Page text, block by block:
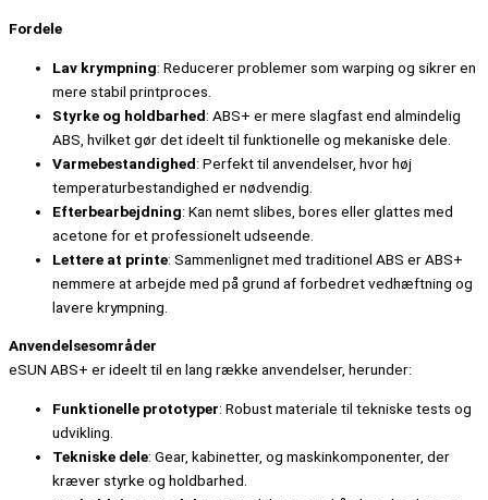
Fordele
Lav krympning: Reducerer problemer som warping og sikrer en
mere stabil printproces.
Styrke og holdbarhed: ABS+ er mere slagfast end almindelig
ABS, hvilket gør det ideelt til funktionelle og mekaniske dele.
Varmebestandighed: Perfekt til anvendelser, hvor høj
temperaturbestandighed er nødvendig.
Efterbearbejdning: Kan nemt slibes, bores eller glattes med
acetone for et professionelt udseende.
Lettere at printe: Sammenlignet med traditionel ABS er ABS+
nemmere at arbejde med på grund af forbedret vedhæftning og
lavere krympning.
Anvendelsesområder
eSUN ABS+ er ideelt til en lang række anvendelser, herunder:
Funktionelle prototyper: Robust materiale til tekniske tests og
udvikling.
Tekniske dele: Gear, kabinetter, og maskinkomponenter, der
kræver styrke og holdbarhed.